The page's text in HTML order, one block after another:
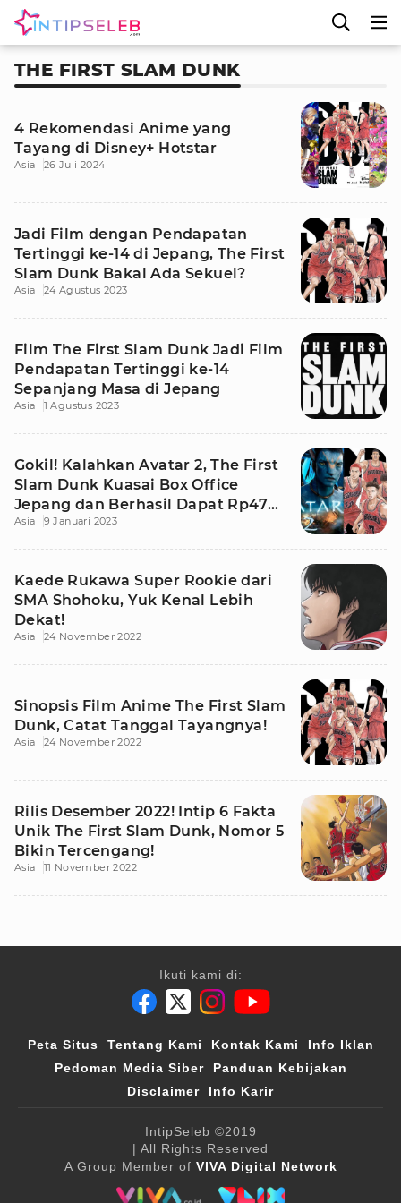
THE FIRST SLAM DUNK
4 Rekomendasi Anime yang
Tayang di Disney+ Hotstar
Asia 26 Juli 2024
Jadi Film dengan Pendapatan
Tertinggi ke-14 di Jepang, The First
Slam Dunk Bakal Ada Sekuel?
Asia 24 Agustus 2023
Film The First Slam Dunk Jadi Film
Pendapatan Tertinggi ke-14
Sepanjang Masa di Jepang
Asia 1 Agustus 2023
Gokil! Kalahkan Avatar 2, The First
Slam Dunk Kuasai Box Office
Jepang dan Berhasil Dapat Rp478
M
Asia 9 Januari 2023
Kaede Rukawa Super Rookie dari
SMA Shohoku, Yuk Kenal Lebih
Dekat!
Asia 24 November 2022
Sinopsis Film Anime The First Slam
Dunk, Catat Tanggal Tayangnya!
Asia 24 November 2022
Rilis Desember 2022! Intip 6 Fakta
Unik The First Slam Dunk, Nomor 5
Bikin Tercengang!
Asia 11 November 2022
Ikuti kami di:
Peta Situs Tentang Kami Kontak Kami
Info Iklan
Pedoman Media Siber
Panduan Kebijakan
Disclaimer
Info Karir
IntipSeleb ©2019
| All Rights Reserved
A Group Member of VIVA Digital Network